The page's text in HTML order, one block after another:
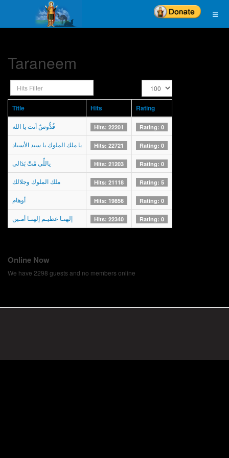
Taraneem
Hits
Filter
Title
Hits Rating
قُدُّوسٌ أنت يا الله Hits: 22201 Rating: 0
يا ملك الملوك يا سيد الأسياد Hits: 22721 Rating: 0
ياللِّى مُتّْ بَدَالى Hits: 21203 Rating: 0
ملك الملوك وجلالك Hits: 21118 Rating: 5
أوهام Hits: 19856 Rating: 0
إلهنـا عظيـم إلهنـا أمـين Hits: 22340 Rating: 0
Online Now
We have 2298 guests and no members online